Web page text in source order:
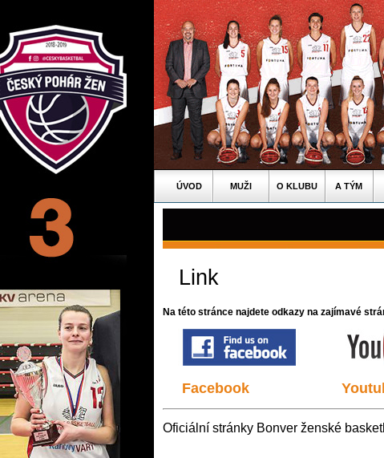
ÚVOD MUŽI O KLUBU A TÝM
Link
Na této stránce najdete odkazy na zajímavé
Facebook
Oficiální stránky Bonver ženské